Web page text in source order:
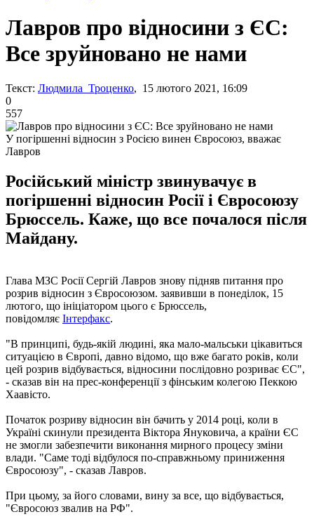
Лавров про відносини з ЄС:
Все зруйновано не нами
Текст: Людмила Троценко, 15 лютого 2021, 16:09
0
557
У погіршенні відносин з Росією винен Євросоюз, вважає
Лавров
Російський міністр звинувачує в
погіршенні відносин Росії і Євросоюзу
Брюссель. Каже, що все почалося після
Майдану.
Глава МЗС Росії Сергій Лавров знову підняв питання про
розрив відносин з Євросоюзом. заявивши в понеділок, 15
лютого, що ініціатором цього є Брюссель,
повідомляє Інтерфакс.
"В принципі, будь-якій людині, яка мало-мальськи цікавиться
ситуацією в Європі, давно відомо, що вже багато років, коли
цей розрив відбувається, відносини послідовно розриває ЄС",
- сказав він на прес-конференції з фінським колегою Пеккою
Хаавісто.
Початок розриву відносин він бачить у 2014 році, коли в
Україні скинули президента Віктора Януковича, а країни ЄС
не змогли забезпечити виконання мирного процесу зміни
влади. "Саме тоді відбулося по-справжньому приниження
Євросоюзу", - сказав Лавров.
При цьому, за його словами, вину за все, що відбувається,
"Євросоюз звалив на РФ".